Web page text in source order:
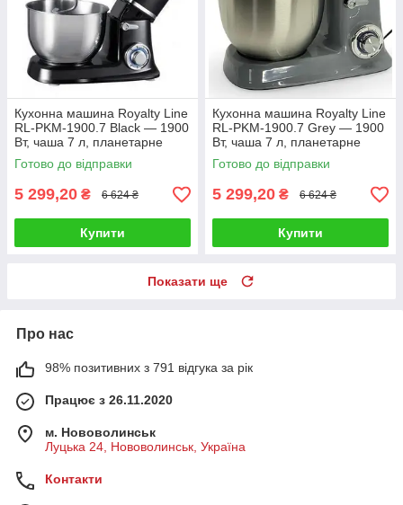
Кухонна машина Royalty Line
RL-PKM-1900.7 Black — 1900
Вт, чаша 7 л, планетарне
змішування, 3 насадки
Готово до відправки
5 299,20 ₴ 6 624 ₴
Купити
Кухонна машина Royalty Line
RL-PKM-1900.7 Grey — 1900
Вт, чаша 7 л, планетарне
змішування, 3 насадки
Готово до відправки
5 299,20 ₴ 6 624 ₴
Купити
Показати ще
Про нас
98% позитивних з 791 відгука за рік
Працює з 26.11.2020
м. Нововолинськ
Луцька 24, Нововолинськ, Україна
Контакти